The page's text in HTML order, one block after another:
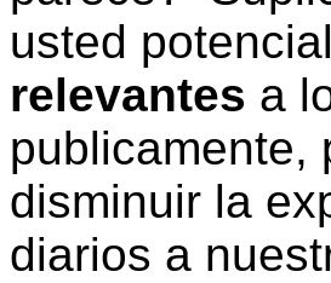
usted
relevantes a
publicamente,
disminuir la
diarios a